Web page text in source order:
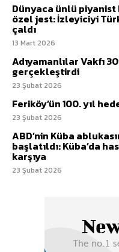
Dünyaca ünlü piyanist
özel jest: İzleyiciyi
çaldı
13 Mart 2026
Adıyamanlılar Vakfı
gerçekleştirdi
23 Şubat 2026
Feriköy’ün 100. yıl
23 Şubat 2026
ABD’nin Küba
başlatıldı: Küba’da
karşıya
23 Şubat 2026